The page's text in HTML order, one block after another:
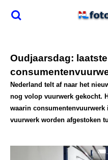
Ga
direct
hoofdinhoud
Oudjaarsdag:
Nederland telt af naar het
nog volop vuurwerk gekocht.
waarin consumentenvuurwerk
vuurwerk worden afgestoken